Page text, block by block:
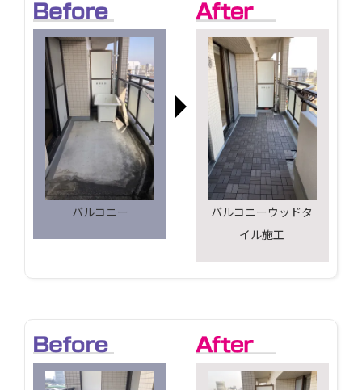
バルコニー
バルコニーウッドタ
イル施工